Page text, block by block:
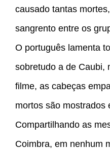
causado tantas
sangrento entre os
O português lamenta
sobretudo a de Caubi,
filme, as cabeças
mortos são mostrados
Compartilhando as
Coimbra, em nenhum